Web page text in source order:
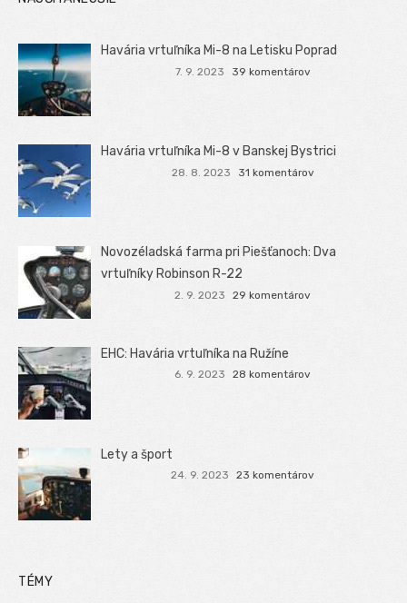
Havária vrtuľníka Mi-8 na Letisku Poprad
7. 9. 2023 39 komentárov
Havária vrtuľníka Mi-8 v Banskej Bystrici
28. 8. 2023 31 komentárov
Novozéladská farma pri Piešťanoch: Dva
vrtuľníky Robinson R-22
2. 9. 2023 29 komentárov
EHC: Havária vrtuľníka na Ružíne
6. 9. 2023 28 komentárov
Lety a šport
24. 9. 2023 23 komentárov
TÉMY